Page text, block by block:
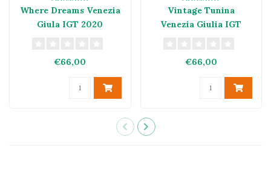
Where Dreams Venezia
Giula IGT 2020
€66,00
Vintage Tunina
Venezia Giulia IGT
€66,00